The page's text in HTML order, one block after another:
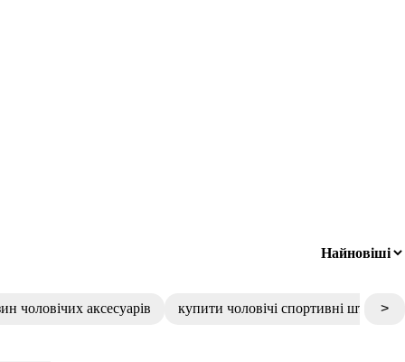
чоловічих аксесуарів купити чоловічі спортивні штани
>